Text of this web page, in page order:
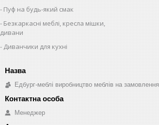
Пуф на будь-який смак
Безкаркасні меблі, кресла мішки,
дивани
Диванчики для кухні
Едбург-меблі виробництво меблів на замовлення
Менеджер